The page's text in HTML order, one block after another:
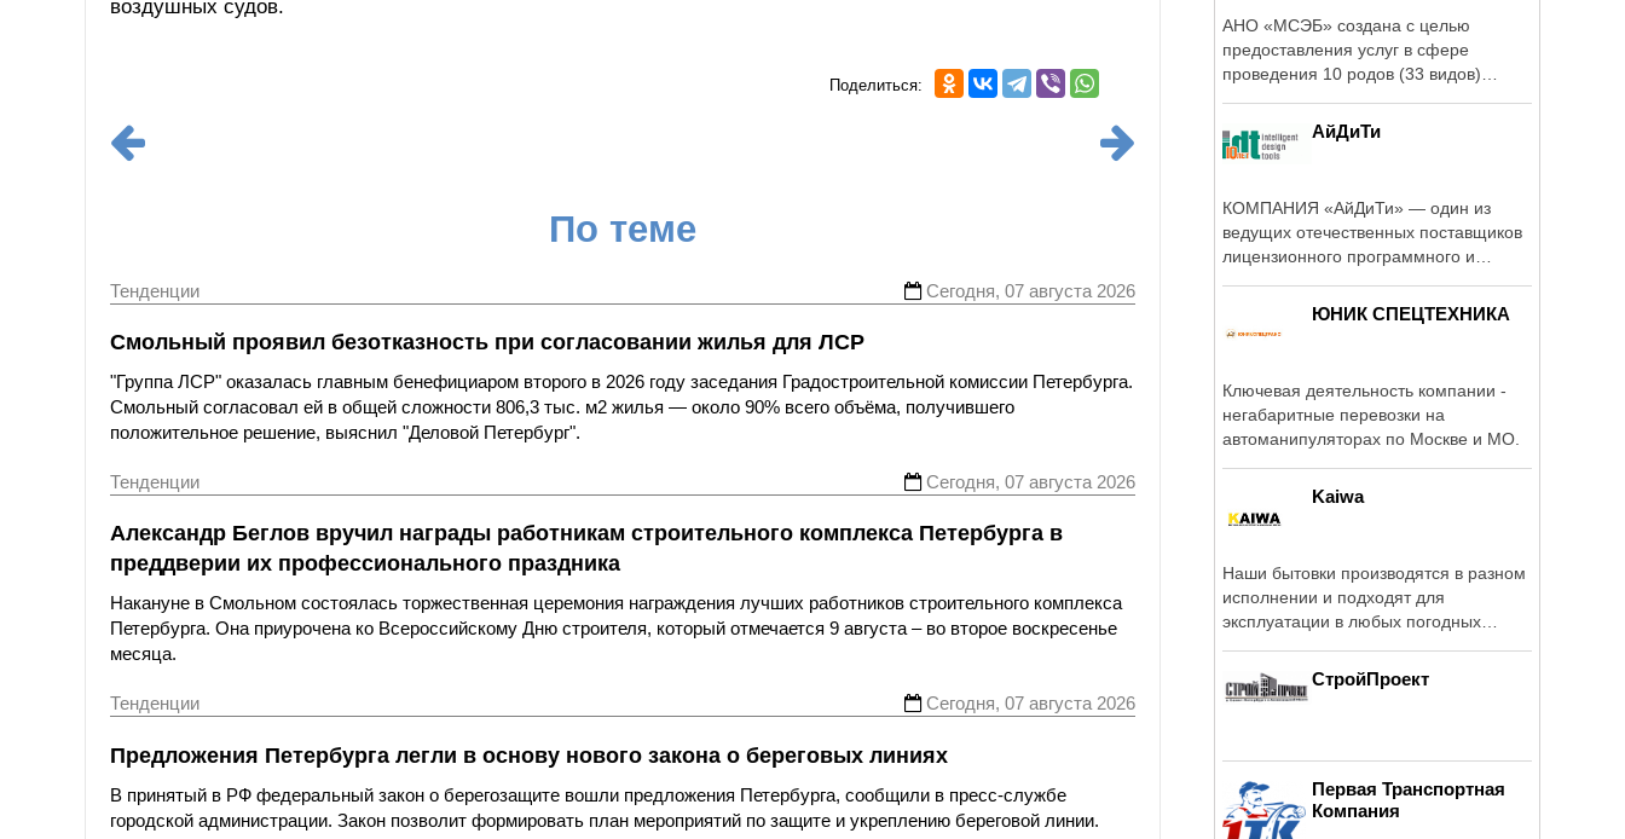
воздушных судов.
Поделиться:
По теме
Тенденции Сегодня, 07 августа 2026
Смольный проявил безотказность при согласовании жилья для ЛСР
"Группа ЛСР" оказалась главным бенефициаром второго в 2026 году заседания Градостроительной комиссии Петербурга.
Смольный согласовал ей в общей сложности 806,3 тыс. м2 жилья — около 90% всего объёма, получившего
положительное решение, выяснил "Деловой Петербург".
Тенденции Сегодня, 07 августа 2026
Александр Беглов вручил награды работникам строительного комплекса Петербурга в
преддверии их профессионального праздника
Накануне в Смольном состоялась торжественная церемония награждения лучших работников строительного комплекса
Петербурга. Она приурочена ко Всероссийскому Дню строителя, который отмечается 9 августа – во второе воскресенье
месяца.
Тенденции Сегодня, 07 августа 2026
Предложения Петербурга легли в основу нового закона о береговых линиях
В принятый в РФ федеральный закон о берегозащите вошли предложения Петербурга, сообщили в пресс-службе
городской администрации. Закон позволит формировать план мероприятий по защите и укреплению береговой линии.
АНО «МСЭБ» создана с целью
предоставления услуг в сфере
проведения 10 родов (33 видов)
АйДиТи
КОМПАНИЯ «АйДиТи» — один из
ведущих отечественных поставщиков
лицензионного программного и
ЮНИК СПЕЦТЕХНИКА
Ключевая деятельность компании -
негабаритные перевозки на
автоманипуляторах по Москве и МО.
Kaiwa
Наши бытовки производятся в разном
исполнении и подходят для
эксплуатации в любых погодных
СтройПроект
Первая Транспортная
Компания